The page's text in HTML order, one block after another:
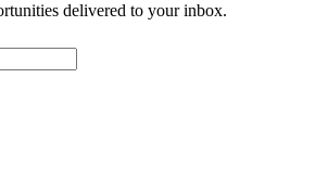
delivered to your inbox.